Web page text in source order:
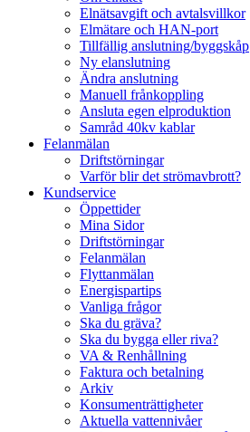
Elnätsavgift och avtalsvillkor
Elmätare och HAN-port
Tillfällig anslutning/byggskåp
Ny elanslutning
Ändra anslutning
Manuell frånkoppling
Ansluta egen elproduktion
Samråd 40kv kablar
Felanmälan
Driftstörningar
Varför blir det strömavbrott?
Kundservice
Öppettider
Mina Sidor
Driftstörningar
Felanmälan
Flyttanmälan
Energispartips
Vanliga frågor
Ska du gräva?
Ska du bygga eller riva?
VA & Renhållning
Faktura och betalning
Arkiv
Konsumenträttigheter
Aktuella vattennivåer